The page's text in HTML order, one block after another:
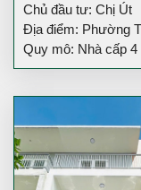
Chủ đầu tư: Chị Út
Địa điểm: Phường
Quy mô: Nhà cấp